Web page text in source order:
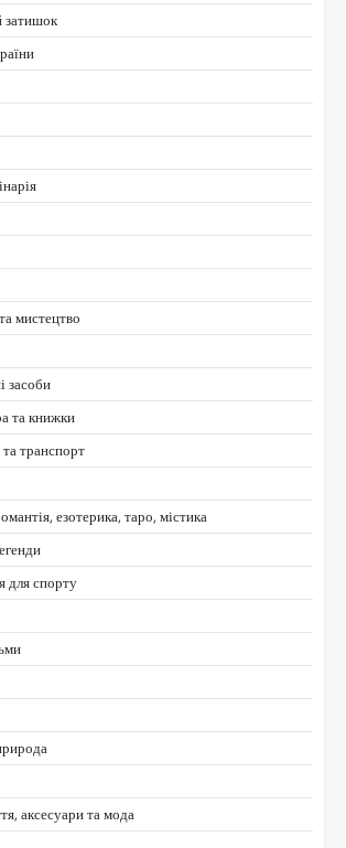
мистецтво
засоби
та книжки
транспорт
езотерика, таро, містика
для спорту
аксесуари та мода